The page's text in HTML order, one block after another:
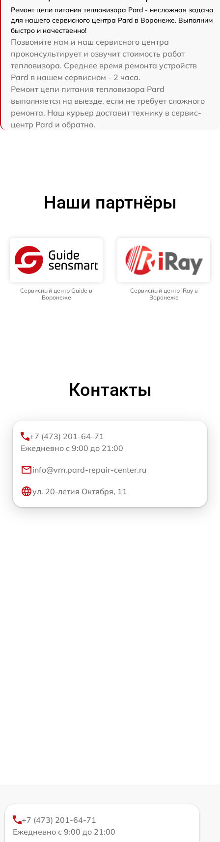
Ремонт цепи питания тепловизора Pard - несложная задача
для нашего сервисного центра Pard в Воронеже. Выполним
быстро и качественно!
Позвоните нам и наш сервисного центра
проконсультирует и озвучит стоимость работ
тепловизора. Среднее время ремонта устройств
Pard в нашем сервисном - 2 часа.
Ремонт цепи питания тепловизора Pard
выполняется на выезде, если не требует сложного
ремонта. Наш курьер доставит технику в сервис-
центр Pard и обратно.
Наши партнёры
Сервисный центр Guide в
Воронеже
Сервисный центр iRay в
Воронеже
Контакты
+7 (473) 201-64-71
Ежедневно с 9:00 до 21:00
info@vrn.pard-repair-center.ru
ул. 20-летия Октября, 11
+7 (473) 201-64-71
Ежедневно с 9:00 до 21:00